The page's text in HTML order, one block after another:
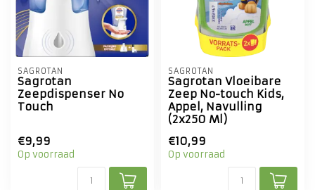
SAGROTAN
Sagrotan
Zeepdispenser No
Touch
€9,99
Op voorraad
SAGROTAN
Sagrotan Vloeibare
Zeep No-touch Kids,
Appel, Navulling
(2x250 Ml)
€10,99
Op voorraad